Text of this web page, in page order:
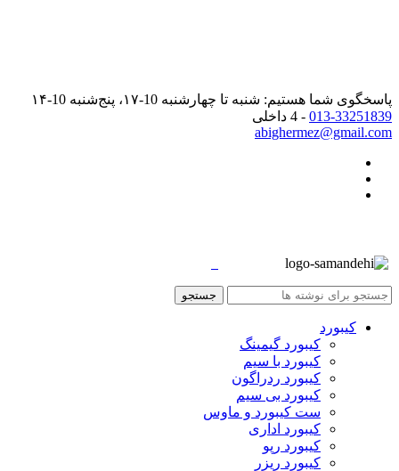
پاسخگوی شما هستیم: شنبه تا چهارشنبه 10-۱۷، پنج‌شنبه 10-۱۴
013-33251839 - 4 داخلی
abighermez@gmail.com
جستجو
کیبورد
کیبورد گیمینگ
کیبورد با سیم
کیبورد ردراگون
کیبورد بی سیم
ست کیبورد و ماوس
کیبورد اداری
کیبورد رپو
کیبورد ریزر